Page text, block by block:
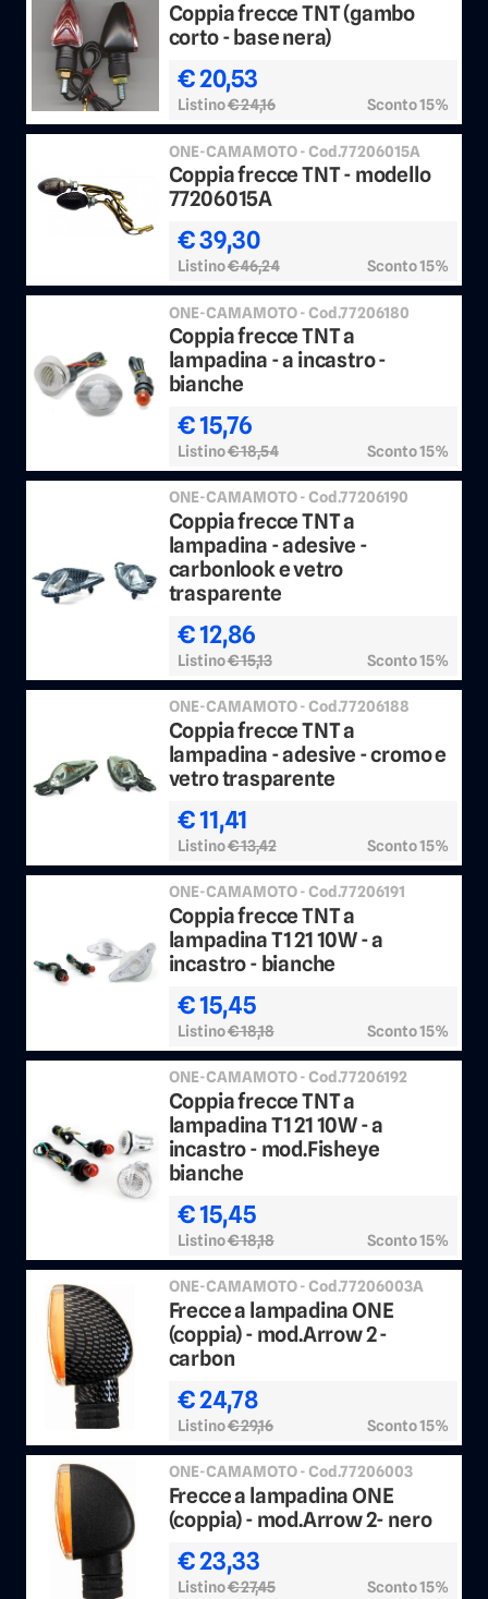
Coppia frecce TNT (gambo
corto - base nera)
€ 20,53
Listino€ 24,16 Sconto 15%
ONE-CAMAMOTO - Cod.77206015A
Coppia frecce TNT - modello
77206015A
€ 39,30
Listino€ 46,24 Sconto 15%
ONE-CAMAMOTO - Cod.77206180
Coppia frecce TNT a
lampadina - a incastro -
bianche
€ 15,76
Listino€ 18,54 Sconto 15%
ONE-CAMAMOTO - Cod.77206190
Coppia frecce TNT a
lampadina - adesive -
carbonlook e vetro
trasparente
€ 12,86
Listino€ 15,13 Sconto 15%
ONE-CAMAMOTO - Cod.77206188
Coppia frecce TNT a
lampadina - adesive - cromo e
vetro trasparente
€ 11,41
Listino€ 13,42 Sconto 15%
ONE-CAMAMOTO - Cod.77206191
Coppia frecce TNT a
lampadina T1 21 10W - a
incastro - bianche
€ 15,45
Listino€ 18,18 Sconto 15%
ONE-CAMAMOTO - Cod.77206192
Coppia frecce TNT a
lampadina T1 21 10W - a
incastro - mod.Fisheye
bianche
€ 15,45
Listino€ 18,18 Sconto 15%
ONE-CAMAMOTO - Cod.77206003A
Frecce a lampadina ONE
(coppia) - mod.Arrow 2 -
carbon
€ 24,78
Listino€ 29,16 Sconto 15%
ONE-CAMAMOTO - Cod.77206003
Frecce a lampadina ONE
(coppia) - mod.Arrow 2- nero
€ 23,33
Listino€ 27,45 Sconto 15%